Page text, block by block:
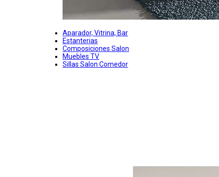
Aparador, Vitrina, Bar
Estanterias
Composiciones Salon
Muebles TV
Sillas Salon Comedor